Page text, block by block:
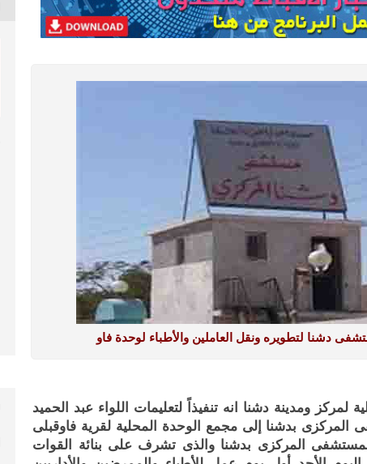
دشنا لتطويره ونقل العاملين والأطباء لوحدة فاو
ومدينة دشنا انه تنفيذاً لتعليمات اللواء عبد الحميد
المركزى بدشنا إلى مجمع الوحدة المحلية لقرية فاوقبلى
المركزى بدشنا والذى تشرف على بنائة القوات